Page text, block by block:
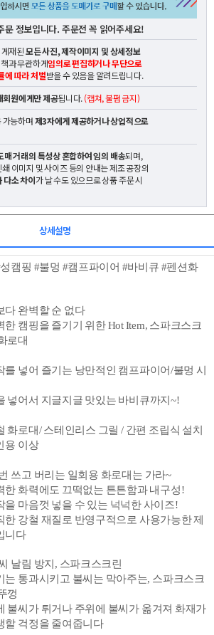
정보입니다. 주문전 꼭 읽어주세요!
재된모든 사진, 제작이미지 및 상세정보
과 무관하게임의로 편집하거나 무단으로
에 따라 처벌받을 수 있음을 알려드립니다.
회원에게만 제공됩니다.(캡쳐, 불펌 금지)
능하며제3자에게 제공하거나 상업적으로
매 거래의 특성상 혼합하여 임의 배송되며,
이미지 및 사이즈 등의 안내는 제조 공장의
다소 차이가 날 수도 있으므로 상품 주문 시
상세설명
캠핑 #불멍 #캠프파이어 #바비큐 #펜션 화
다 완벽할 순 없다
한 캠핑을 즐기기 위한 Hot Item, 스파크스크
로대
를 넣어 즐기는 낭만적인 캠프파이어/불멍 시
넣어서 지글지글 맛있는 바비큐까지~!
화로대/ 스테인리스 그릴 / 간편 조립식 설치
용 이상
쓰고 버리는 일회용 화로대는 가라~
한 화력에도 끄떡없는 튼튼함과 내구성!
을 마음껏 넣을 수 있는 넉넉한 사이즈!
한 강철 재질로 반영구적으로 사용가능한 제
니다
날림 방지, 스파크스크린
는 통과시키고 불씨는 막아주는, 스파크스크
껑
불씨가 튀거나 주위에 불씨가 옮겨져 화재가
할 걱정을 줄여줍니다